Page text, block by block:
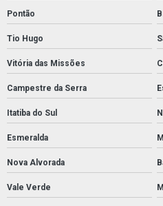
Pontão
Tio Hugo
Vitória das Missões
Campestre da Serra
Itatiba do Sul
Esmeralda
Nova Alvorada
Vale Verde